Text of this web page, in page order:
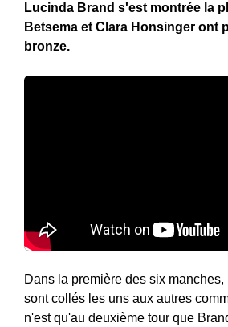
Lucinda Brand s'est montrée la
Betsema et Clara Honsinger ont
bronze.
Dans la première des six
sont collés les uns aux autres
n'est qu'au deuxième tour que